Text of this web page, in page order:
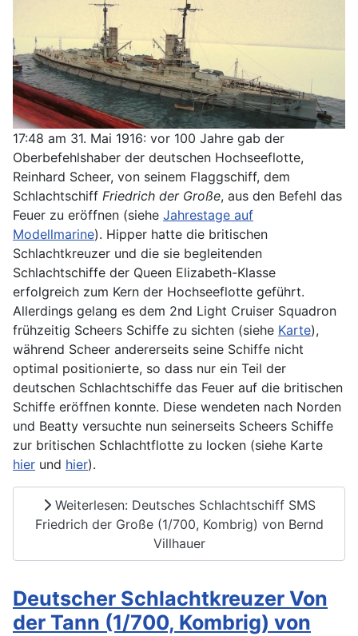
17:48 am 31. Mai 1916: vor 100 Jahre gab der
Oberbefehlshaber der deutschen Hochseeflotte,
Reinhard Scheer, von seinem Flaggschiff, dem
Schlachtschiff Friedrich der Große, aus den Befehl das
Feuer zu eröffnen (siehe Jahrestage auf
Modellmarine). Hipper hatte die britischen
Schlachtkreuzer und die sie begleitenden
Schlachtschiffe der Queen Elizabeth-Klasse
erfolgreich zum Kern der Hochseeflotte geführt.
Allerdings gelang es dem 2nd Light Cruiser Squadron
frühzeitig Scheers Schiffe zu sichten (siehe Karte),
während Scheer andererseits seine Schiffe nicht
optimal positionierte, so dass nur ein Teil der
deutschen Schlachtschiffe das Feuer auf die britischen
Schiffe eröffnen konnte. Diese wendeten nach Norden
und Beatty versuchte nun seinerseits Scheers Schiffe
zur britischen Schlachtflotte zu locken (siehe Karte
hier und hier).
Weiterlesen: Deutsches Schlachtschiff SMS
Friedrich der Große (1/700, Kombrig) von Bernd
Villhauer
Deutscher Schlachtkreuzer Von
der Tann (1/700, Kombrig) von